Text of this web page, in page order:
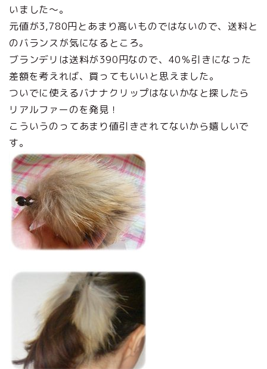
いました～。
元値が3,780円とあまり高いものではないので、送料と
のバランスが気になるところ。
ブランデリは送料が390円なので、40％引きになった
差額を考えれば、買ってもいいと思えました。
ついでに使えるバナナクリップはないかなと探したら
リアルファーのを発見！
こういうのってあまり値引きされてないから嬉しいで
す。